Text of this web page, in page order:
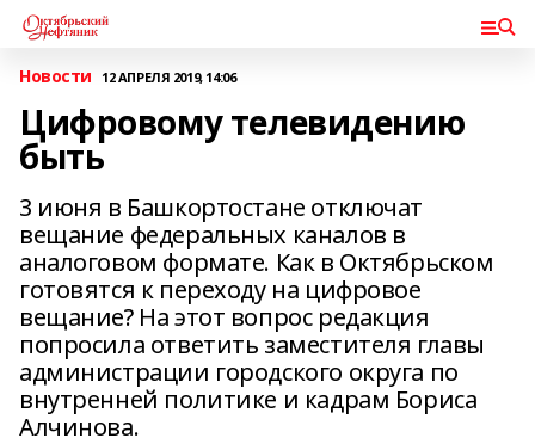
Новости 12 АПРЕЛЯ 2019, 14:06
Цифровому телевидению
быть
3 июня в Башкортостане отключат
вещание федеральных каналов в
аналоговом формате. Как в Октябрьском
готовятся к переходу на цифровое
вещание? На этот вопрос редакция
попросила ответить заместителя главы
администрации городского округа по
внутренней политике и кадрам Бориса
Алчинова.